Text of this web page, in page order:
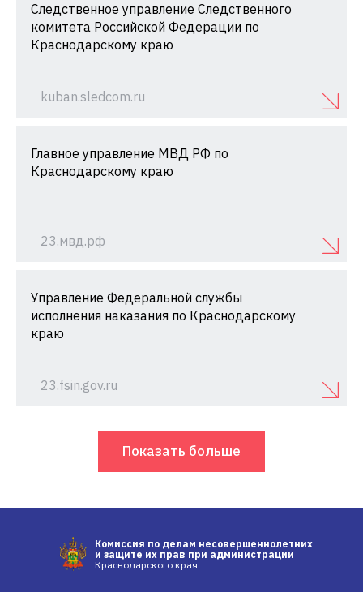
Следственное управление Следственного
комитета Российской Федерации по
Краснодарскому краю
kuban.sledcom.ru
Главное управление МВД РФ по
Краснодарскому краю
23.мвд.рф
Управление Федеральной службы
исполнения наказания по Краснодарскому
краю
23.fsin.gov.ru
Показать больше
Комиссия по делам несовершеннолетних
и защите их прав при администрации
Краснодарского края